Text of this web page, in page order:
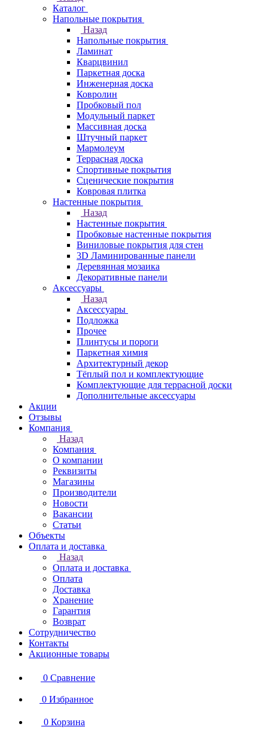
Каталог
Напольные покрытия
Назад
Напольные покрытия
Ламинат
Кварцвинил
Паркетная доска
Инженерная доска
Ковролин
Пробковый пол
Модульный паркет
Массивная доска
Штучный паркет
Мармолеум
Террасная доска
Спортивные покрытия
Сценические покрытия
Ковровая плитка
Настенные покрытия
Назад
Настенные покрытия
Пробковые настенные покрытия
Виниловые покрытия для стен
3D Ламинированные панели
Деревянная мозаика
Декоративные панели
Аксессуары
Назад
Аксессуары
Подложка
Прочее
Плинтусы и пороги
Паркетная химия
Архитектурный декор
Тёплый пол и комплектующие
Комплектующие для террасной доски
Дополнительные аксессуары
Акции
Отзывы
Компания
Назад
Компания
О компании
Реквизиты
Магазины
Производители
Новости
Вакансии
Статьи
Объекты
Оплата и доставка
Назад
Оплата и доставка
Оплата
Доставка
Хранение
Гарантия
Возврат
Сотрудничество
Контакты
Акционные товары
0 Сравнение
0 Избранное
0 Корзина